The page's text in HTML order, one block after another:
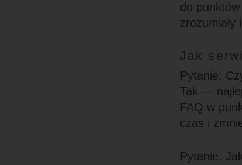
do
zrozumiały
Jak
Pytanie:
Tak —
FAQ w
czas i
Pytanie: